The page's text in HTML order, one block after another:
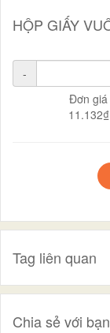
HỘP GIẤY
-
Đơn giá
11.132₫
Tag liên quan
Chia sẻ với